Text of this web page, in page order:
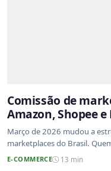
Comissão de
Amazon, Shopee
atualizadas
Março de 2026 mudou a
marketplaces do Brasil.
E-COMMERCE 13 min